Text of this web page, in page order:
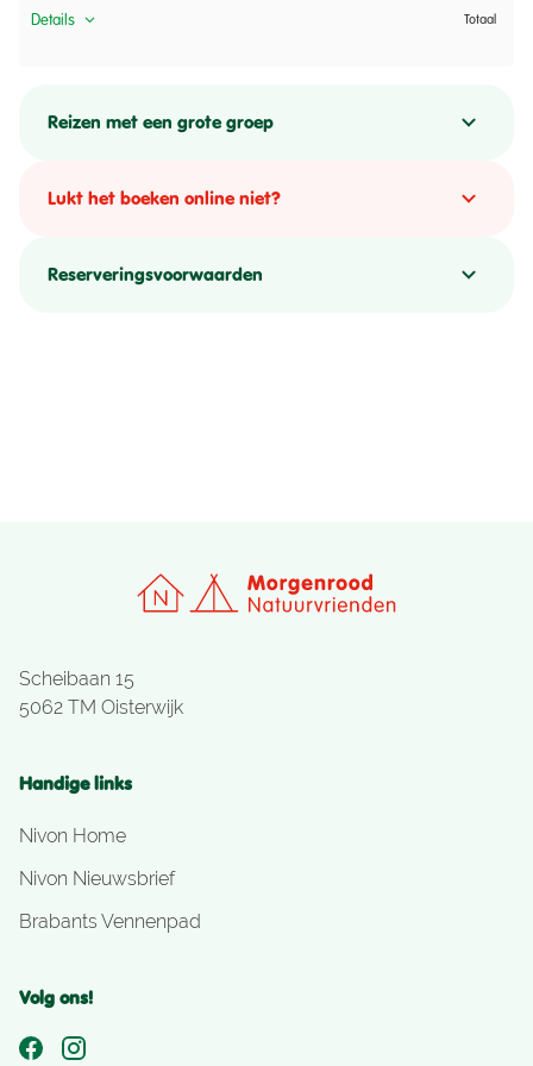
Details Totaal
Reizen met een grote groep
Lukt het boeken online niet?
Reserveringsvoorwaarden
Scheibaan 15
5062 TM Oisterwijk
Handige links
Nivon Home
Nivon Nieuwsbrief
Brabants Vennenpad
Volg ons!